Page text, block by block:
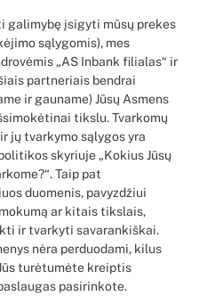
galimybę įsigyti mūsų prekes
sąlygomis), mes
„AS Inbank filialas“ ir
partneriais bendrai
ir gauname) Jūsų Asmens
tikslu. Tvarkomų
jų tvarkymo sąlygos yra
skyriuje „Kokius Jūsų
Taip pat
duomenis, pavyzdžiui
ar kitais tikslais,
ir tvarkyti savarankiškai.
nėra perduodami, kilus
turėtumėte kreiptis
pasirinkote.